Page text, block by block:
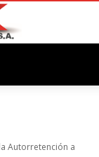
Autorretención a